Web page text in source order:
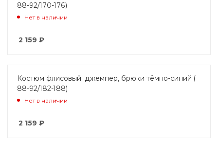
88-92/170-176)
Нет в наличии
2 159 ₽
Костюм флисовый: джемпер, брюки тёмно-синий (
88-92/182-188)
Нет в наличии
2 159 ₽